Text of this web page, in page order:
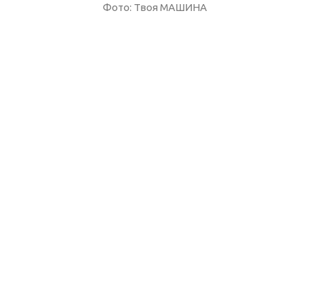
Фото: Твоя МАШИНА